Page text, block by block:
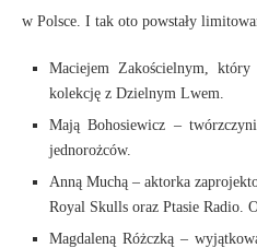
w Polsce. I tak oto powstały
Maciejem Zakościelnym,
kolekcję z Dzielnym Lwem.
Mają Bohosiewicz –
jednorożców.
Anną Muchą – aktorka
Royal Skulls oraz Ptasie Radio.
Magdaleną Różczką –